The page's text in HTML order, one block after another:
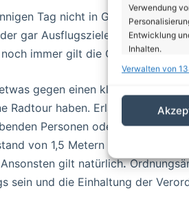
Verwendung
Entwicklung
Inhalten.
Abgleichung
Verknüpfung
von Betrug
Verwalten von
Tag nicht in Gruppen am
gar Ausflugszielen! Auch wenn
immer gilt die Covid-19
gegen einen kleinen
Radtour haben. Erlaubt ist, dass
Personen oder einer nicht
von 1,5 Metern einzuhalten.
gilt natürlich.
sein und die Einhaltung der